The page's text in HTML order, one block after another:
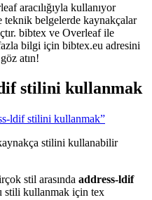
aracılığıyla kullanıyor
teknik belgelerde kaynakçalar
bibtex ve Overleaf ile
bilgi için bibtex.eu adresini
atın!
stilini kullanmak
ldif stilini kullanmak”
stilini kullanabilir
stil arasında address-ldif
stili kullanmak için tex